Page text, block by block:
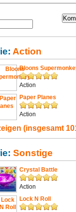
Action
Bloons
Action
Paper Planes
Action
(insgesamt
Sonstige
Crystal Battle
Action
Lock N Roll